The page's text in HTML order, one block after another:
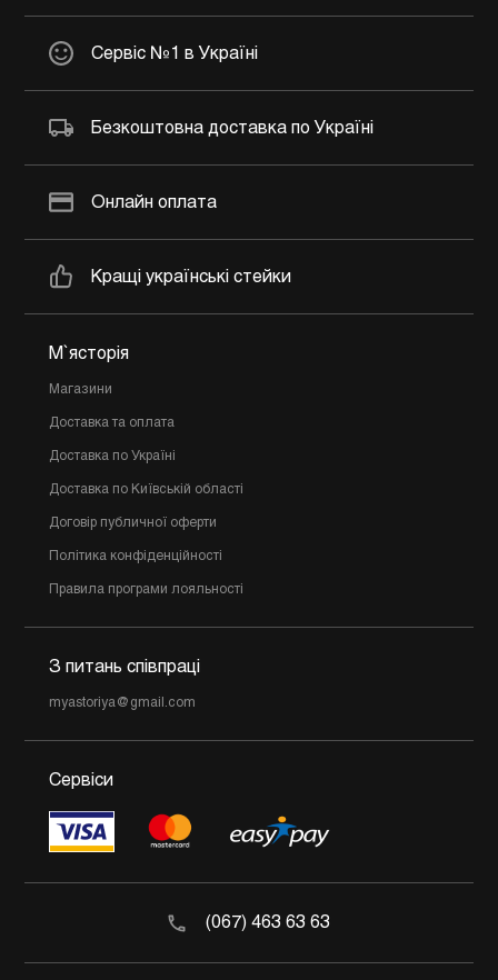
Сервіс №1 в Україні
Безкоштовна доставка по Україні
Онлайн оплата
Кращі українські стейки
М`ясторія
Магазини
Доставка та оплата
Доставка по Україні
Доставка по Київській області
Договір публичної оферти
Політика конфіденційності
Правила програми лояльності
З питань співпраці
myastoriya@gmail.com
Сервіси
(067) 463 63 63